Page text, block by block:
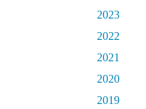
2023
2022
2021
2020
2019